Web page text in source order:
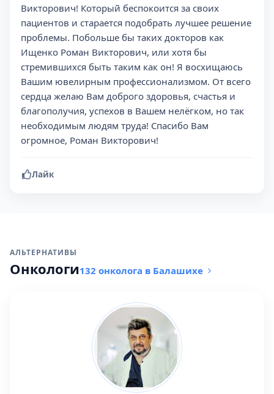
Викторович! Который беспокоится за своих
пациентов и старается подобрать лучшее решение
проблемы. Побольше бы таких докторов как
Ищенко Роман Викторович, или хотя бы
стремившихся быть таким как он! Я восхищаюсь
Вашим ювелирным профессионализмом. От всего
сердца желаю Вам доброго здоровья, счастья и
благополучия, успехов в Вашем нелёгком, но так
необходимым людям труда! Спасибо Вам
огромное, Роман Викторович!
Лайк
АЛЬТЕРНАТИВЫ
Онкологи132 онколога в Балашихе